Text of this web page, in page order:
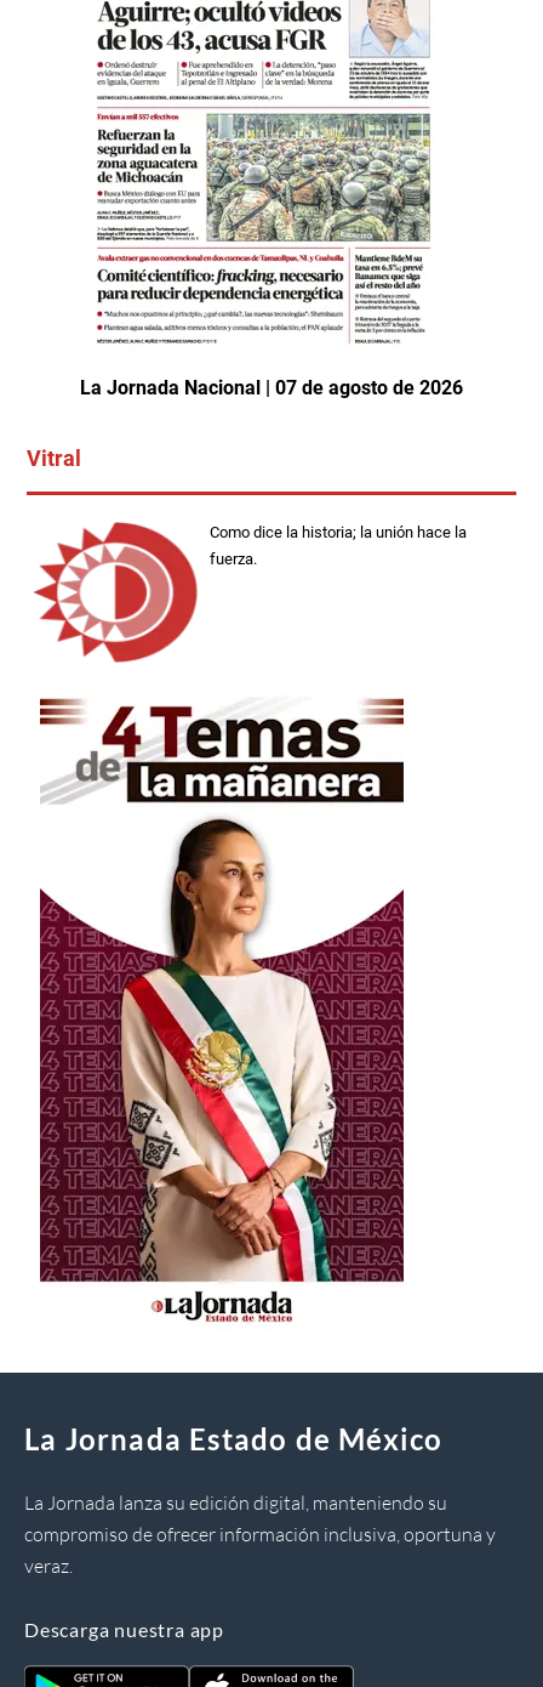
La Jornada Nacional | 07 de agosto de 2026
Vitral
Como dice la historia; la unión hace la
fuerza.
La Jornada Estado de México
La Jornada lanza su edición digital, manteniendo su
compromiso de ofrecer información inclusiva, oportuna y
veraz.
Descarga nuestra app